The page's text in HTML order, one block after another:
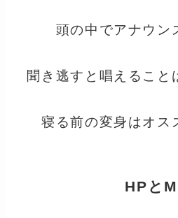
頭の中でアナウン
聞き逃すと唱えること
寝る前の変身はオス
HPと